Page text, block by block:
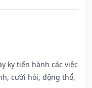
kỵ tiến hành các việc
cưới hỏi, động thổ,